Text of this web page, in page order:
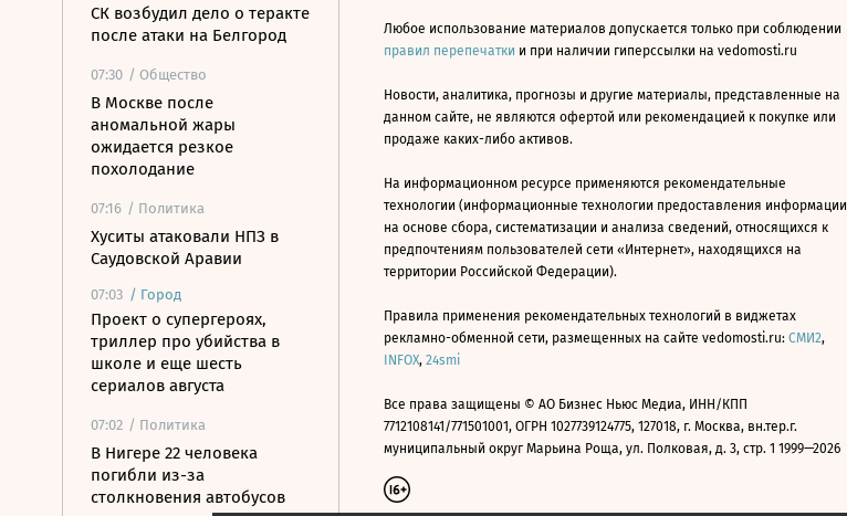
СК возбудил дело о теракте
после атаки на Белгород
07:30 / Общество
В Москве после
аномальной жары
ожидается резкое
похолодание
07:16 / Политика
Хуситы атаковали НПЗ в
Саудовской Аравии
07:03 / Город
Проект о супергероях,
триллер про убийства в
школе и еще шесть
сериалов августа
07:02 / Политика
В Нигере 22 человека
погибли из-за
столкновения автобусов
Любое использование материалов допускается только при соблюдении
правил перепечатки и при наличии гиперссылки на vedomosti.ru
Новости, аналитика, прогнозы и другие материалы, представленные на
данном сайте, не являются офертой или рекомендацией к покупке или
продаже каких-либо активов.
На информационном ресурсе применяются рекомендательные
технологии (информационные технологии предоставления информации
на основе сбора, систематизации и анализа сведений, относящихся к
предпочтениям пользователей сети «Интернет», находящихся на
территории Российской Федерации).
Правила применения рекомендательных технологий в виджетах
рекламно-обменной сети, размещенных на сайте vedomosti.ru: СМИ2,
INFOX, 24smi
Все права защищены © АО Бизнес Ньюс Медиа, ИНН/КПП
7712108141/771501001, ОГРН 1027739124775, 127018, г. Москва, вн.тер.г.
муниципальный округ Марьина Роща, ул. Полковая, д. 3, стр. 1 1999—2026